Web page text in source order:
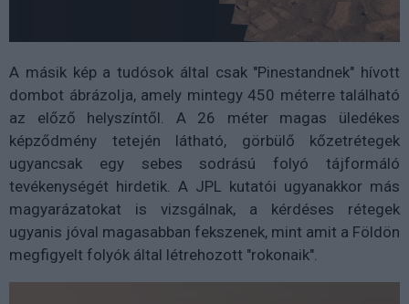
A másik kép a tudósok által csak "Pinestandnek" hívott
dombot ábrázolja, amely mintegy 450 méterre található
az előző helyszíntől. A 26 méter magas üledékes
képződmény tetején látható, görbülő kőzetrétegek
ugyancsak egy sebes sodrású folyó tájformáló
tevékenységét hirdetik. A JPL kutatói ugyanakkor más
magyarázatokat is vizsgálnak, a kérdéses rétegek
ugyanis jóval magasabban fekszenek, mint amit a Földön
megfigyelt folyók által létrehozott "rokonaik".